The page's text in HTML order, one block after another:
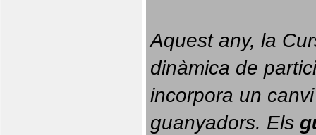
Aquest any, la
dinàmica de
incorpora un
guanyadors. Els